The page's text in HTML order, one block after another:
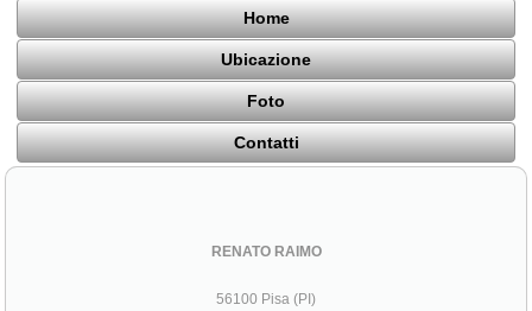
Home
Ubicazione
Foto
Contatti
RENATO RAIMO
56100 Pisa (PI)